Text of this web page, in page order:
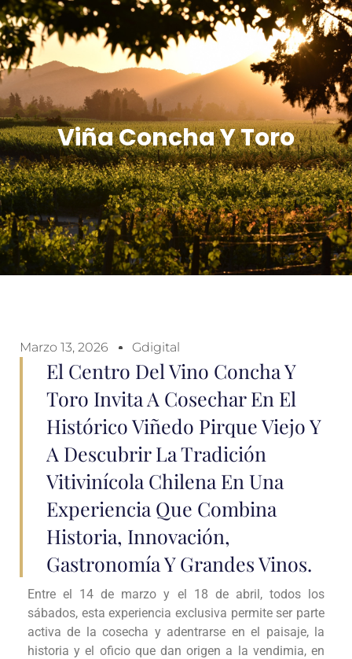
Viña Concha Y Toro
Marzo 13, 2026 Gdigital
El Centro Del Vino Concha Y
Toro Invita A Cosechar En El
Histórico Viñedo Pirque Viejo Y
A Descubrir La Tradición
Vitivinícola Chilena En Una
Experiencia Que Combina
Historia, Innovación,
Gastronomía Y Grandes Vinos.
Entre el 14 de marzo y el 18 de abril, todos los
sábados, esta experiencia exclusiva permite ser parte
activa de la cosecha y adentrarse en el paisaje, la
historia y el oficio que dan origen a la vendimia, en